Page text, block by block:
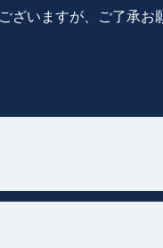
ざいますが、ご了承お